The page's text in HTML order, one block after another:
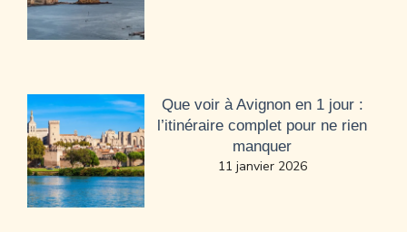
Que voir à Avignon en 1 jour :
l’itinéraire complet pour ne rien
manquer
11 janvier 2026